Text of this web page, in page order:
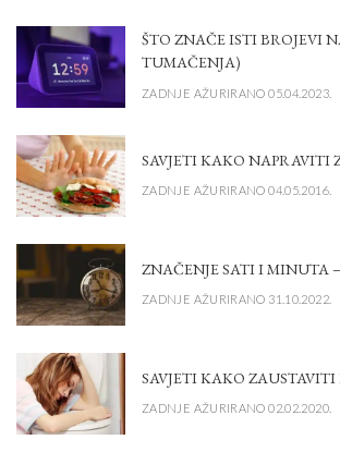
ŠTO ZNAČE ISTI BROJEVI
TUMAČENJA)
ZADNJE AŽURIRANO 05.04.2023.
SAVJETI KAKO NAPRAVITI
ZADNJE AŽURIRANO 04.05.2016.
ZNAČENJE SATI I MINUTA
ZADNJE AŽURIRANO 31.10.2022.
SAVJETI KAKO
ZADNJE AŽURIRANO 02.02.2020.